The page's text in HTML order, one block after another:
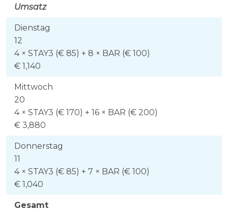
Umsatz
Dienstag
12
4 × STAY3 (€ 85) + 8 × BAR (€ 100)
€ 1,140
Mittwoch
20
4 × STAY3 (€ 170) + 16 × BAR (€ 200)
€ 3,880
Donnerstag
11
4 × STAY3 (€ 85) + 7 × BAR (€ 100)
€ 1,040
Gesamt